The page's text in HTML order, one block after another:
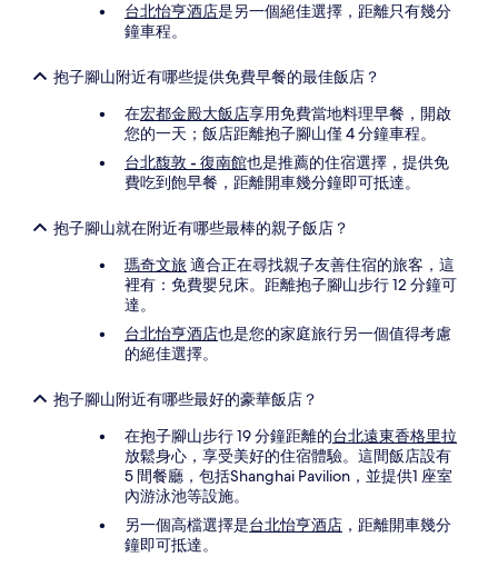
台北怡亨酒店是另一個絕佳選擇，距離只有幾分
鐘車程。
抱子腳山附近有哪些提供免費早餐的最佳飯店？
在宏都金殿大飯店享用免費當地料理早餐，開啟
您的一天；飯店距離抱子腳山僅 4 分鐘車程。
台北馥敦 - 復南館也是推薦的住宿選擇，提供免
費吃到飽早餐，距離開車幾分鐘即可抵達。
抱子腳山就在附近有哪些最棒的親子飯店？
瑪奇文旅適合正在尋找親子友善住宿的旅客，這
裡有：免費嬰兒床。距離抱子腳山步行 12 分鐘可
達。
台北怡亨酒店也是您的家庭旅行另一個值得考慮
的絕佳選擇。
抱子腳山附近有哪些最好的豪華飯店？
在抱子腳山步行 19 分鐘距離的台北遠東香格里拉
放鬆身心，享受美好的住宿體驗。這間飯店設有
5 間餐廳，包括Shanghai Pavilion，並提供1 座室
內游泳池等設施。
另一個高檔選擇是台北怡亨酒店 ，距離開車幾分
鐘即可抵達。